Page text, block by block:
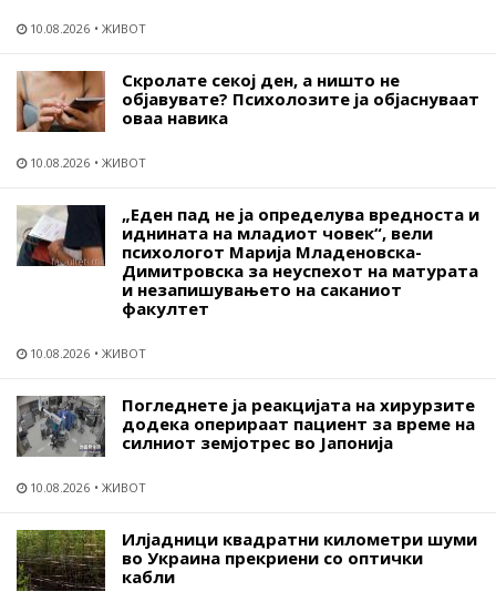
10.08.2026 ЖИВОТ
Скролате секој ден, а ништо не
објавувате? Психолозите ја објаснуваат
оваа навика
10.08.2026 ЖИВОТ
„Еден пад не ја определува вредноста и
иднината на младиот човек“, вели
психологот Марија Младеновска-
Димитровска за неуспехот на матурата
и незапишувањето на саканиот
факултет
10.08.2026 ЖИВОТ
Погледнете ја реакцијата на хирурзите
додека оперираат пациент за време на
силниот земјотрес во Јапонија
10.08.2026 ЖИВОТ
Илјадници квадратни километри шуми
во Украина прекриени со оптички
кабли